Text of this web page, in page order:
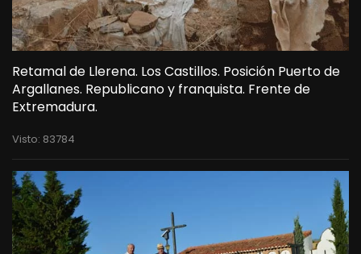
Retamal de Llerena. Los Castillos. Posición Puerto de
Argallanes. Republicano y franquista. Frente de
Extremadura.
Visto: 83784